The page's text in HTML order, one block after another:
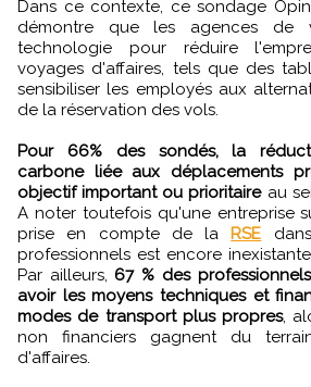
Dans ce contexte, ce sondage OpinionWay pour Navan
démontre que les agences de
technologie pour réduire
voyages d'affaires, tels que des
sensibiliser les employés aux
de la réservation des vols.
Pour 66% des sondés, la
carbone liée aux déplacements
objectif important ou prioritaireau
A noter toutefois qu'une entreprise
prise en compte de la RSE
professionnels est encore
Par ailleurs, 67 % des
avoir les moyens techniques et
modes de transport plus propres,
non financiers gagnent du
d'affaires.